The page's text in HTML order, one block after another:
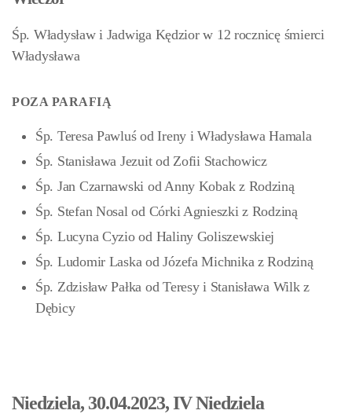
Śp. Władysław i Jadwiga Kędzior w 12 rocznicę śmierci
Władysława
POZA PARAFIĄ
Śp. Teresa Pawluś od Ireny i Władysława Hamala
Śp. Stanisława Jezuit od Zofii Stachowicz
Śp. Jan Czarnawski od Anny Kobak z Rodziną
Śp. Stefan Nosal od Córki Agnieszki z Rodziną
Śp. Lucyna Cyzio od Haliny Goliszewskiej
Śp. Ludomir Laska od Józefa Michnika z Rodziną
Śp. Zdzisław Pałka od Teresy i Stanisława Wilk z
Dębicy
Niedziela, 30.04.2023, IV Niedziela